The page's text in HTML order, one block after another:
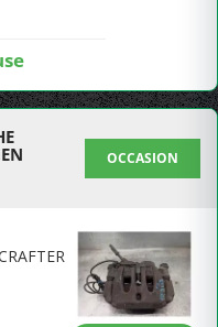
OCCASION